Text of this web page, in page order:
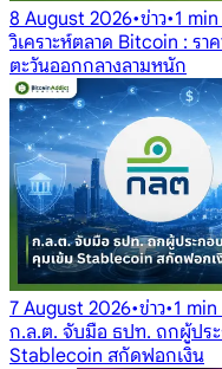
8 August 2026•ข่าว•1
วิเคราะห์ตลาด Bitcoin : ร
ตะวันออกกลางลามหนัก
7 August 2026•ข่าว•1
ก.ล.ต. จับมือ ธปท. ถกผู้ปร
Stablecoin สกัดฟอกเงิน